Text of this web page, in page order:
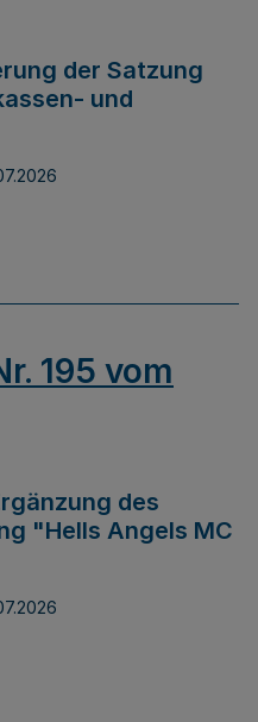
der Satzung
und
195 vom
des
"Hells Angels MC